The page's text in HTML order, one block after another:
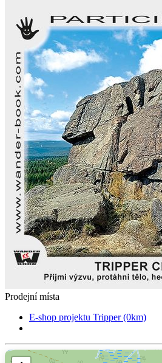
Prodejní místa
E-shop projektu Tripper (0km)